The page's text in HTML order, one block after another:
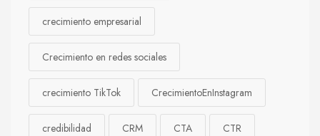
crecimiento empresarial
Crecimiento en redes sociales
crecimiento TikTok CrecimientoEnInstagram
credibilidad CRM CTA CTR